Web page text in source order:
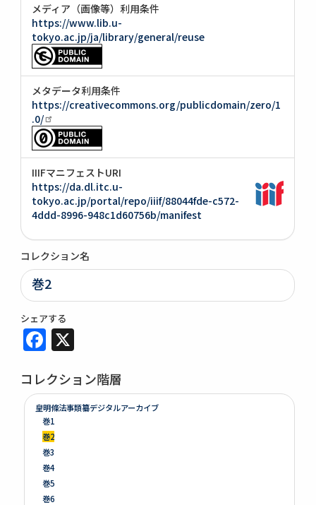
メディア（画像等）利用条件
https://www.lib.u-
tokyo.ac.jp/ja/library/general/reuse
メタデータ利用条件
https://creativecommons.org/publicdomain/zero/1
.0/
IIIFマニフェストURI
https://da.dl.itc.u-
tokyo.ac.jp/portal/repo/iiif/88044fde-c572-
4ddd-8996-948c1d60756b/manifest
コレクション名
巻2
シェアする
Facebook
コレクション階層
皇明條法事類纂デジタルアーカイブ
巻1
巻2
巻3
巻4
巻5
巻6